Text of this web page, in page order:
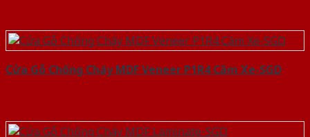
Cửa Gỗ Chống Cháy MDF Veneer P1R4 Căm Xe-SGD